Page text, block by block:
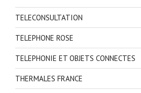
TELECONSULTATION
TELEPHONE ROSE
TELEPHONIE ET OBJETS CONNECTES
THERMALES FRANCE